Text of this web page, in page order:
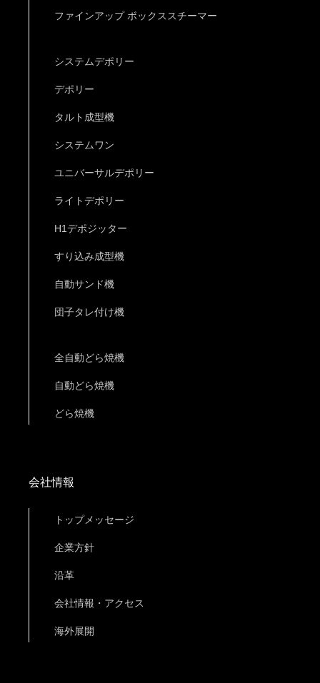
ファインアップ ボックススチーマー
システムデポリー
デポリー
タルト成型機
システムワン
ユニバーサルデポリー
ライトデポリー
H1デポジッター
すり込み成型機
自動サンド機
団子タレ付け機
全自動どら焼機
自動どら焼機
どら焼機
会社情報
トップメッセージ
企業方針
沿革
会社情報・アクセス
海外展開